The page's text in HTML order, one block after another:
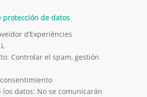
de datos
d’Experiències
Controlar el spam, gestión
los datos: No se comunicarán